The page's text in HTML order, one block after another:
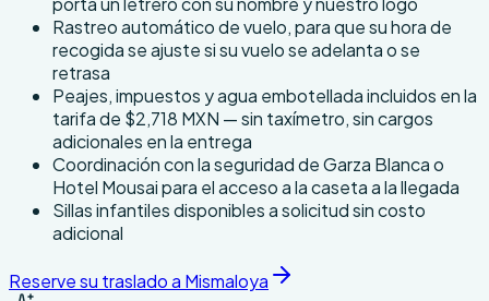
Rastreo automático de vuelo, para que su hora de
recogida se ajuste si su vuelo se adelanta o se
retrasa
Peajes, impuestos y agua embotellada incluidos en la
tarifa de $2,718 MXN — sin taxímetro, sin cargos
adicionales en la entrega
Coordinación con la seguridad de Garza Blanca o
Hotel Mousai para el acceso a la caseta a la llegada
Sillas infantiles disponibles a solicitud sin costo
adicional
Reserve su traslado a Mismaloya